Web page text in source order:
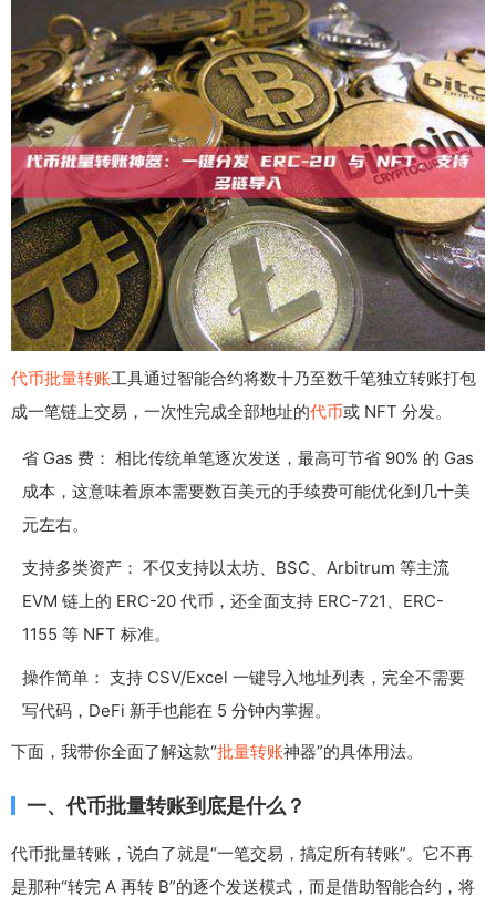
代币批量转账工具通过智能合约将数十乃至数千笔独立转账打包
成一笔链上交易，一次性完成全部地址的代币或 NFT 分发。
省 Gas 费： 相比传统单笔逐次发送，最高可节省 90% 的 Gas
成本，这意味着原本需要数百美元的手续费可能优化到几十美
元左右。
支持多类资产： 不仅支持以太坊、BSC、Arbitrum 等主流
EVM 链上的 ERC-20 代币，还全面支持 ERC-721、ERC-
1155 等 NFT 标准。
操作简单： 支持 CSV/Excel 一键导入地址列表，完全不需要
写代码，DeFi 新手也能在 5 分钟内掌握。
下面，我带你全面了解这款“批量转账神器”的具体用法。
一、代币批量转账到底是什么？
代币批量转账，说白了就是“一笔交易，搞定所有转账”。它不再
是那种“转完 A 再转 B”的逐个发送模式，而是借助智能合约，将